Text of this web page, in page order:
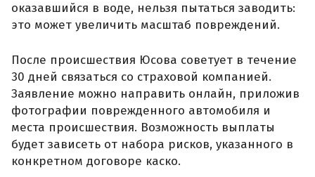
оказавшийся в воде, нельзя пытаться заводить:
это может увеличить масштаб повреждений.
После происшествия Юсова советует в течение
30 дней связаться со страховой компанией.
Заявление можно направить онлайн, приложив
фотографии поврежденного автомобиля и
места происшествия. Возможность выплаты
будет зависеть от набора рисков, указанного в
конкретном договоре каско.